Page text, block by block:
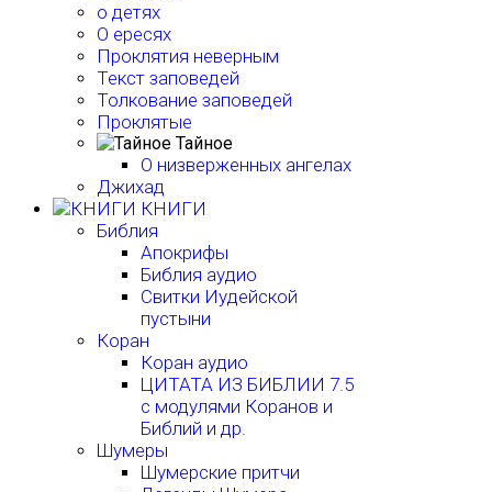
о детях
О ересях
Проклятия неверным
Текст заповедей
Толкование заповедей
Проклятые
Тайное
О низверженных ангелах
Джихад
КНИГИ
Библия
Апокрифы
Библия аудио
Свитки Иудейской
пустыни
Коран
Коран аудио
ЦИТАТА ИЗ БИБЛИИ 7.5
с модулями Коранов и
Библий и др.
Шумеры
Шумерские притчи